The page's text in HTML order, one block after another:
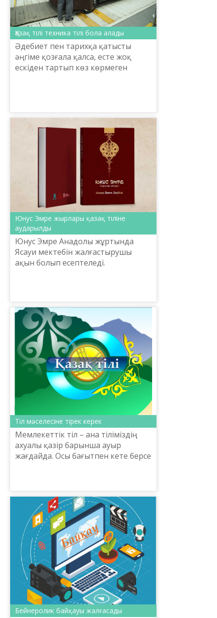
Қазақ тілі техника тілі бола алады
Әдебиет пен тарихқа қатысты
әңгіме қозғала қалса, есте жоқ
ескіден тартып көз көрмеген
Юнус Эмре жырлары қазақ тіліне
аударылды
​Юнус Эмре Анадолы жұртында
Ясауи мектебін жалғастырушы
ақын болып есептеледі.
үндейді. Юнус Эмре...
Тіл мәселесіне тірек керек
Мемлекеттік тіл – ана тіліміздің
ахуалы қазір барынша ауыр
жағдайда. Осы бағытпен кете берсе
Бейнеролик байқауы жалғасады